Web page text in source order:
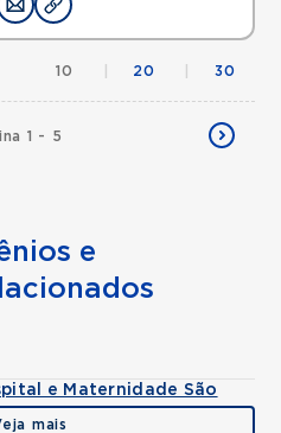
1 - 5
10 20 30
e
e Maternidade São
mais